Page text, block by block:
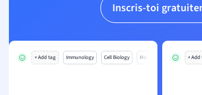
Inscris-toi
+ Add tag Immunology Cell Biology Mo +